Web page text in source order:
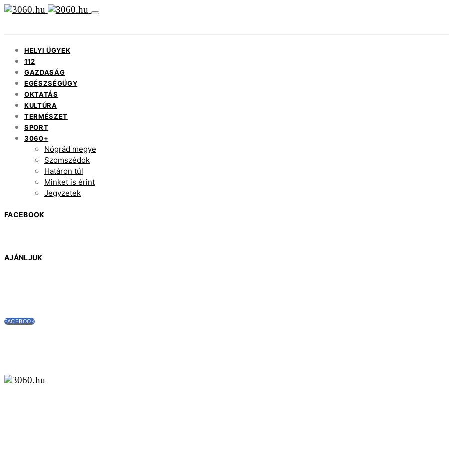
HELYI ÜGYEK
112
GAZDASÁG
EGÉSZSÉGÜGY
OKTATÁS
KULTÚRA
TERMÉSZET
SPORT
3060+
Nógrád megye
Szomszédok
Határon túl
Minket is érint
Jegyzetek
FACEBOOK
AJÁNLJUK
FACEBOOK